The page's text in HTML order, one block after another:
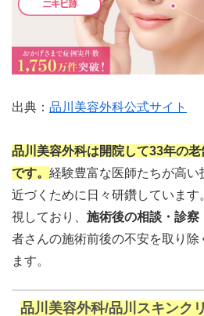
出典： 品川美容外科公式サイト
品川美容外科は開院して33年の
です。 経験豊富な医師たちが高い
近づくために日々研鑽していま
視しており、 施術後の相談・診察
者さんの施術前後の不安を取り
ます。
品川美容外科/品川スキンク